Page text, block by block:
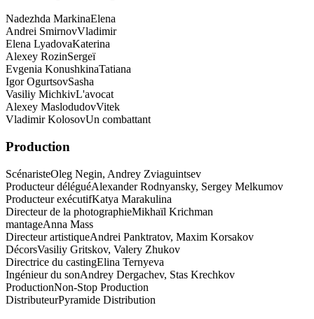
Nadezhda MarkinaElena
Andrei SmirnovVladimir
Elena LyadovaKaterina
Alexey RozinSergeï
Evgenia KonushkinaTatiana
Igor OgurtsovSasha
Vasiliy MichkivL'avocat
Alexey MaslodudovVitek
Vladimir KolosovUn combattant
Production
ScénaristeOleg Negin, Andrey Zviaguintsev
Producteur déléguéAlexander Rodnyansky, Sergey Melkumov
Producteur exécutifKatya Marakulina
Directeur de la photographieMikhaïl Krichman
mantageAnna Mass
Directeur artistiqueAndrei Panktratov, Maxim Korsakov
DécorsVasiliy Gritskov, Valery Zhukov
Directrice du castingElina Ternyeva
Ingénieur du sonAndrey Dergachev, Stas Krechkov
ProductionNon-Stop Production
DistributeurPyramide Distribution